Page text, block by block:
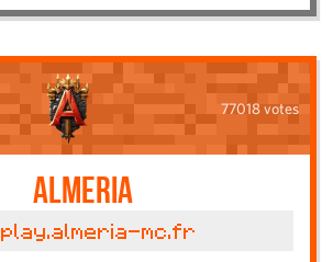
77018 votes
Almeria
play.almeria-mc.fr